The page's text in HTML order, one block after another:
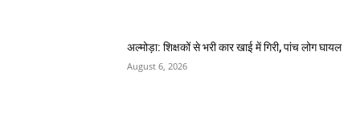
अल्मोड़ा: शिक्षकों से भरी कार खाई में गिरी, पांच लोग घायल
August 6, 2026